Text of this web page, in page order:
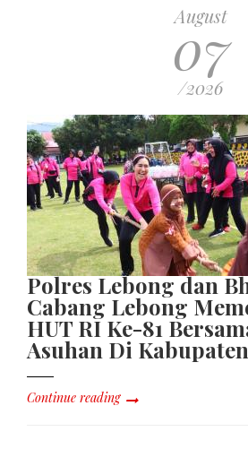
August
07
/2026
Polres Lebong dan
Cabang Lebong
HUT RI Ke-81
Asuhan Di
Continue reading